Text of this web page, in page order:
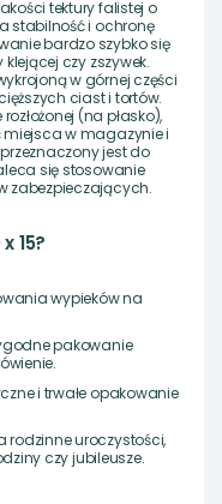
tektury falistej o
stabilność i ochronę
bardzo szybko się
czy zszywek.
w górnej części
ciast i tortów.
(na płasko),
w magazynie i
jest do
się stosowanie
zabezpieczających.
15?
wypieków na
pakowanie
i trwałe opakowanie
rodzinne uroczystości,
czy jubileusze.